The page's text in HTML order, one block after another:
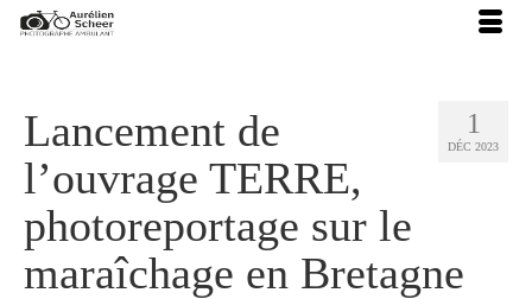
1
DÉC 2023
Lancement de
l’ouvrage TERRE,
photoreportage sur le
maraîchage en Bretagne